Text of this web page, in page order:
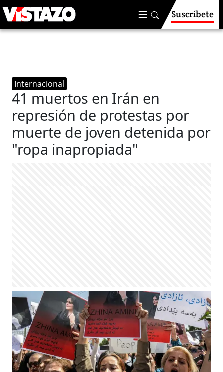
Suscríbete
Internacional
41 muertos en Irán en
represión de protestas por
muerte de joven detenida por
"ropa inapropiada"